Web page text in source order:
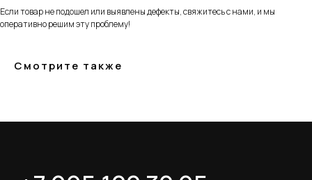
Если товар не подошел или выявлены дефекты, свяжитесь с нами, и мы
оперативно решим эту проблему!
Смотрите также
О магазине
Telegram WhatsApp
Почта для вопросов и предложений